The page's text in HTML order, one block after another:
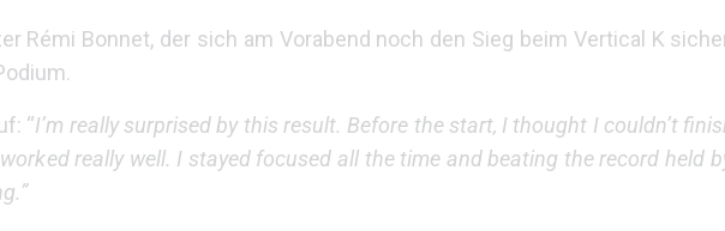
Rémi Bonnet, der sich am Vorabend noch den Sieg beim Vertical K
“I’m really surprised by this result. Before the start, I thought I couldn’t
really well. I stayed focused all the time and beating the record held